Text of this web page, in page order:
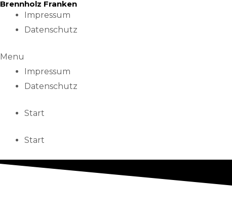
Skip
Brennholz Franken
Impressum
Datenschutz
Menu
Impressum
Datenschutz
Start
Start